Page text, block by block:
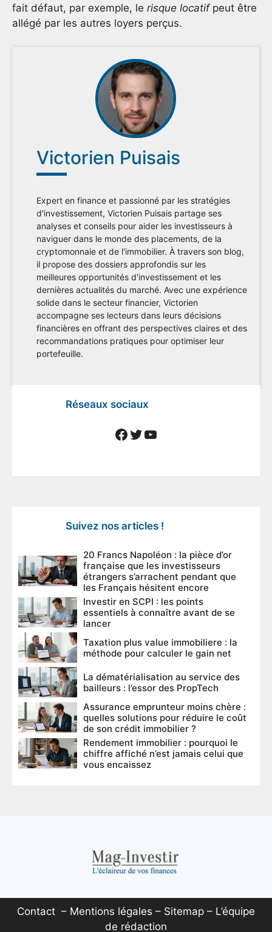
fait défaut, par exemple, le risque locatifpeut être
allégé par les autres loyers perçus.
Victorien Puisais
Expert en finance et passionné par les stratégies
d'investissement, Victorien Puisais partage ses
analyses et conseils pour aider les investisseurs à
naviguer dans le monde des placements, de la
cryptomonnaie et de l'immobilier. À travers son blog,
il propose des dossiers approfondis sur les
meilleures opportunités d'investissement et les
dernières actualités du marché. Avec une expérience
solide dans le secteur financier, Victorien
accompagne ses lecteurs dans leurs décisions
financières en offrant des perspectives claires et des
recommandations pratiques pour optimiser leur
portefeuille.
Réseaux sociaux
Facebook
Twitter
YouTube
Suivez nos articles !
20 Francs Napoléon : la pièce d’or
française que les investisseurs
étrangers s’arrachent pendant que
les Français hésitent encore
Investir en SCPI : les points
essentiels à connaître avant de se
lancer
Taxation plus value immobiliere : la
méthode pour calculer le gain net
La dématérialisation au service des
bailleurs : l’essor des PropTech
Assurance emprunteur moins chère :
quelles solutions pour réduire le coût
de son crédit immobilier ?
Rendement immobilier : pourquoi le
chiffre affiché n’est jamais celui que
vous encaissez
Contact – Mentions légales – Sitemap – L’équipe
de rédaction